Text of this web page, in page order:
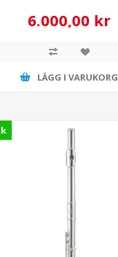
6.000,00 kr
LÄGG I VARUKORG